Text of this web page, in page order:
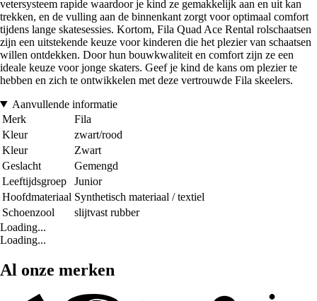
vetersysteem rapide waardoor je kind ze gemakkelijk aan en uit kan
trekken, en de vulling aan de binnenkant zorgt voor optimaal comfort
tijdens lange skatesessies. Kortom, Fila Quad Ace Rental rolschaatsen
zijn een uitstekende keuze voor kinderen die het plezier van schaatsen
willen ontdekken. Door hun bouwkwaliteit en comfort zijn ze een
ideale keuze voor jonge skaters. Geef je kind de kans om plezier te
hebben en zich te ontwikkelen met deze vertrouwde Fila skeelers.
Aanvullende informatie
Merk
Fila
Kleur
zwart/rood
Kleur
Zwart
Geslacht
Gemengd
Leeftijdsgroep
Junior
Hoofdmateriaal Synthetisch materiaal / textiel
Schoenzool
slijtvast rubber
Loading...
Loading...
Al onze merken